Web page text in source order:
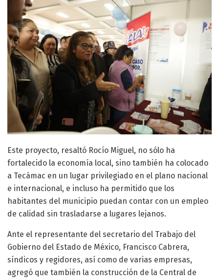
Este proyecto, resaltó Rocío Miguel, no sólo ha
fortalecido la economía local, sino también ha colocado
a Tecámac en un lugar privilegiado en el plano nacional
e internacional, e incluso ha permitido que los
habitantes del municipio puedan contar con un empleo
de calidad sin trasladarse a lugares lejanos.
Ante el representante del secretario del Trabajo del
Gobierno del Estado de México, Francisco Cabrera,
síndicos y regidores, así como de varias empresas,
agregó que también la construcción de la Central de